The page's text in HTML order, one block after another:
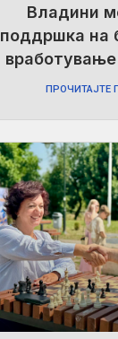
Владини
поддршка на
ПРОЧИТАЈТЕ